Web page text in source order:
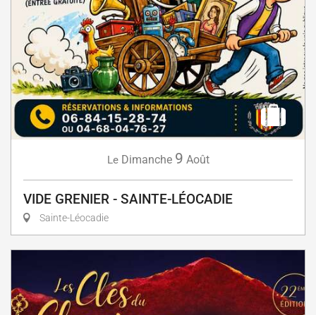
Le Dimanche 9 Août
VIDE GRENIER - SAINTE-LÉOCADIE
Sainte-Léocadie